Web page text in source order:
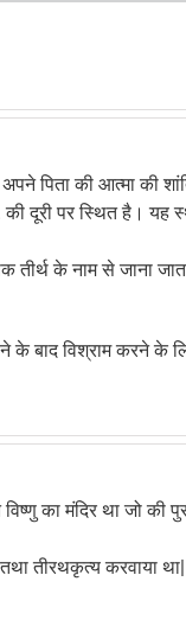
पिता की आत्‍मा की
की दूरी पर स्थित है।
तीर्थ के नाम से जाना
के बाद विश्राम करने
का मंदिर था जो की
तीरथकृत्य करवाया था|